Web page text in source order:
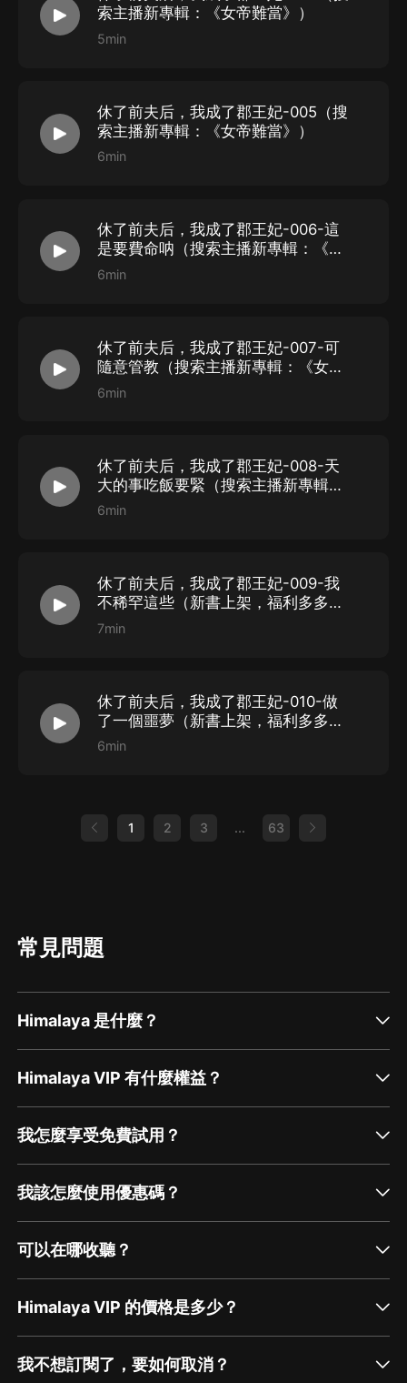
索主播新專輯：《女帝難當》）
5min
休了前夫后，我成了郡王妃-005（搜
索主播新專輯：《女帝難當》）
6min
休了前夫后，我成了郡王妃-006-這
是要費命呐（搜索主播新專輯：《女
帝難當》）
6min
休了前夫后，我成了郡王妃-007-可
隨意管教（搜索主播新專輯：《女帝
難當》）
6min
休了前夫后，我成了郡王妃-008-天
大的事吃飯要緊（搜索主播新專輯：
《女帝難當》）
6min
休了前夫后，我成了郡王妃-009-我
不稀罕這些（新書上架，福利多多，
快來參與哦！）
7min
休了前夫后，我成了郡王妃-010-做
了一個噩夢（新書上架，福利多多，
快來參與哦！）
6min
1 2 3 ... 63
常見問題
Himalaya 是什麼？
Himalaya VIP 有什麼權益？
我怎麼享受免費試用？
我該怎麼使用優惠碼？
可以在哪收聽？
Himalaya VIP 的價格是多少？
我不想訂閱了，要如何取消？